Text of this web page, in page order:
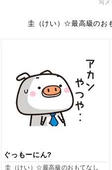
写
圭（けい）☆最高級のお
ぐっもーにん?
圭（けい）☆最高級のおもてなし